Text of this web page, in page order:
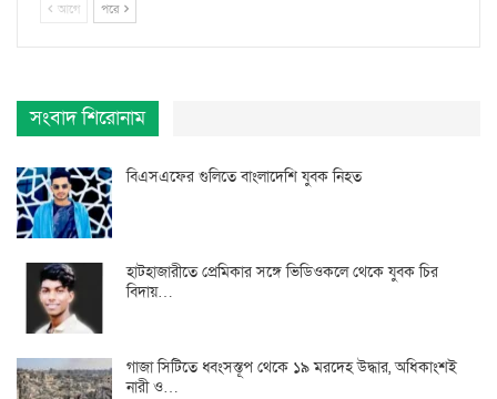
আগে পরে
সংবাদ শিরোনাম
বিএসএফের গুলিতে বাংলাদেশি যুবক নিহত
হাটহাজারীতে প্রেমিকার সঙ্গে ভিডিওকলে থেকে যুবক চির
বিদায়…
গাজা সিটিতে ধ্বংসস্তূপ থেকে ১৯ মরদেহ উদ্ধার, অধিকাংশই
নারী ও…